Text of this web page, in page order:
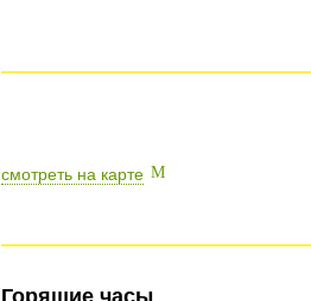
смотреть на карте
Горящие часы